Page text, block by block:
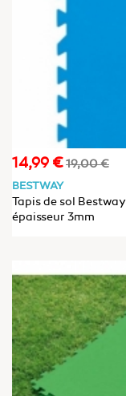
Prix
14,99 €Prix
19,00 €
BESTWAY
Tapis de sol
épaisseur 3mm